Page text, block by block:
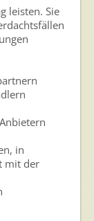
leisten. Sie
in
mit der